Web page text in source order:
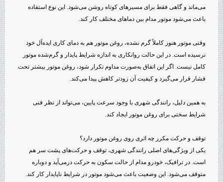
می‌ماند و گاهی فقط برای مسیرهای کوتاه روشن می‌شود. این نوع استفاده
باعث می‌شود موتور مدام بین دماهای مختلف کار کند.
وقتی موتور هنوز کاملاً گرم نشده، روغن موتور هم به دمای کاری ایده‌آل خود
نرسیده است. در این حالت روانکاری به اندازه شرایط پایدار و گرم‌شده موتور
کامل نیست. اگر این اتفاق به‌صورت مداوم تکرار شود، روغن موتور بیشتر تحت
فشار قرار می‌گیرد و کیفیت آن زودتر کاهش پیدا می‌کند.
به همین دلیل، رانندگی شهری با وجود سرعت پایین، می‌تواند از نظر فنی
شرایط سختی برای روغن موتور ایجاد کند.
توقف و حرکت مکرر چه اثری روی روغن موتور دارد؟
یکی از ویژگی‌های اصلی رانندگی شهری، توقف و حرکت‌های پشت سر هم
است. در ترافیک، خودرو مدام از حالت سکون به حرکت درمی‌آید و دوباره
متوقف می‌شود. این وضعیت باعث می‌شود موتور در شرایط ناپایدار کار کند.